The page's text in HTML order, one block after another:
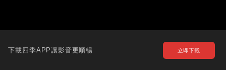
下載四季APP讓影音更順暢 立即下載